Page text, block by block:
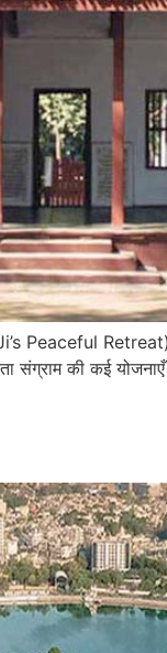
Peaceful
संग्राम की कई